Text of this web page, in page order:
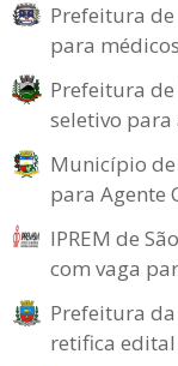
Prefeitura de
para médicos
Prefeitura de
seletivo para
Município de
para Agente
IPREM de
com vaga
Prefeitura
retifica